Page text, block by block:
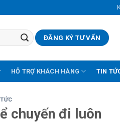
ĐĂNG KÝ TƯ VẤN
HỖ TRỢ KHÁCH HÀNG TIN
chuyến đi luôn